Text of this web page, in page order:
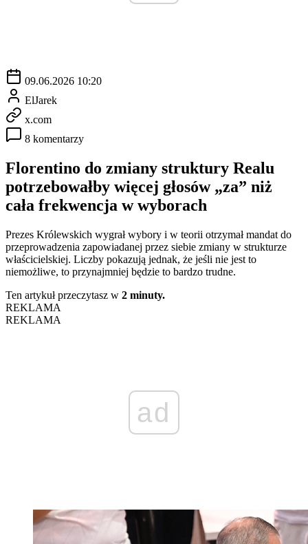
09.06.2026 10:20
ElJarek
x.com
8 komentarzy
Florentino do zmiany struktury Realu
potrzebowałby więcej głosów „za” niż
cała frekwencja w wyborach
Prezes Królewskich wygrał wybory i w teorii otrzymał mandat do
przeprowadzenia zapowiadanej przez siebie zmiany w strukturze
właścicielskiej. Liczby pokazują jednak, że jeśli nie jest to
niemożliwe, to przynajmniej będzie to bardzo trudne.
Ten artykuł przeczytasz w 2 minuty.
REKLAMA
REKLAMA
ad